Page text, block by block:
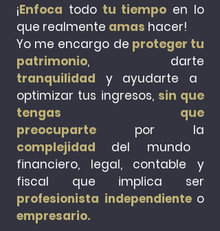
¡Enfoca todo tu tiempo en lo
que realmente amas hacer!
Yo me encargo de proteger tu
patrimonio, darte
tranquilidad y ayudarte a
optimizar tus ingresos, sin que
tengas que
preocuparte por la
complejidad del mundo
financiero, legal, contable y
fiscal que implica ser
profesionista independienteo
empresario.